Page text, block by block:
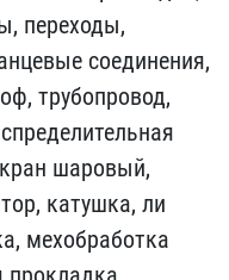
переходы,​
соединения,
трубопровод,
шар​овый,
катушка, ли​
мехобработка